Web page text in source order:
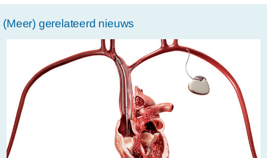
van-
haaften-
bouwt-
mee-
aan-
een-
betere-
wereld.html
(Meer) gerelateerd nieuws